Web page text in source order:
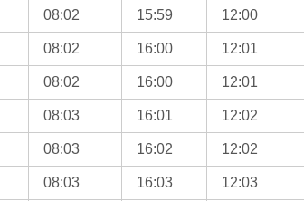
08:02 15:59 12:00
08:02 16:00 12:01
08:02 16:00 12:01
08:03 16:01 12:02
08:03 16:02 12:02
08:03 16:03 12:03